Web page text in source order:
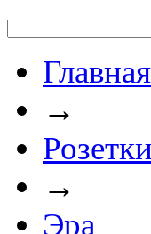
Главная
→
→
Эра